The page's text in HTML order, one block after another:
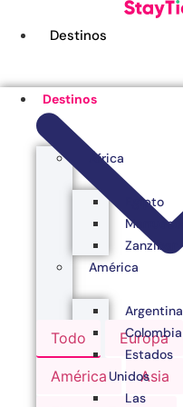
Destinos
Todo Europa
América Asia
Destinos
África
Egipto
Marruecos
Zanzibar
América
Argentina
Colombia
Estados
Unidos
Las